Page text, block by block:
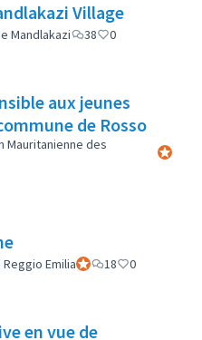
Village
Mandlakazi 38 0
aux jeunes
de Rosso
Mauritanienne des
EmiliaParticipant officiel
18 0
en vue de